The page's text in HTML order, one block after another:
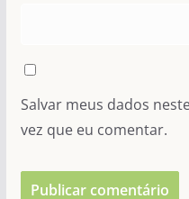
Salvar meus dados
vez que eu comentar.